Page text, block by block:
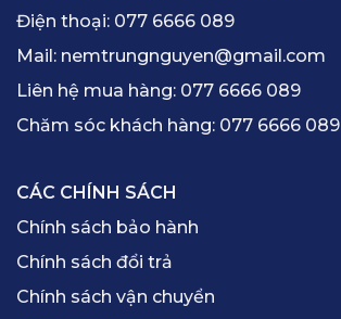
Điện thoại: 077 6666 089
Mail: nemtrungnguyen@gmail.com
Liên hệ mua hàng: 077 6666 089
Chăm sóc khách hàng: 077 6666 089
CÁC CHÍNH SÁCH
Chính sách bảo hành
Chính sách đổi trả
Chính sách vận chuyển